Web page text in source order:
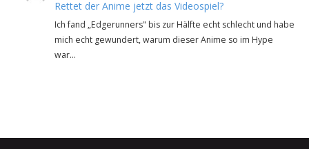
Rettet der Anime jetzt das Videospiel?
Ich fand „Edgerunners" bis zur Hälfte echt schlecht und habe
mich echt gewundert, warum dieser Anime so im Hype
war…